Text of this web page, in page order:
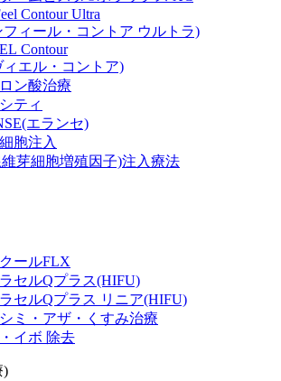
Contour Ultra
フィール・コントア ウルトラ)
Contour
ィエル・コントア)
ン酸治療
ティ
(エランセ)
胞注入
芽細胞増殖因子)注入療法
ールFLX
セルQプラス(HIFU)
セルQプラス リニア(HIFU)
ミ・アザ・くすみ治療
イボ 除去
)